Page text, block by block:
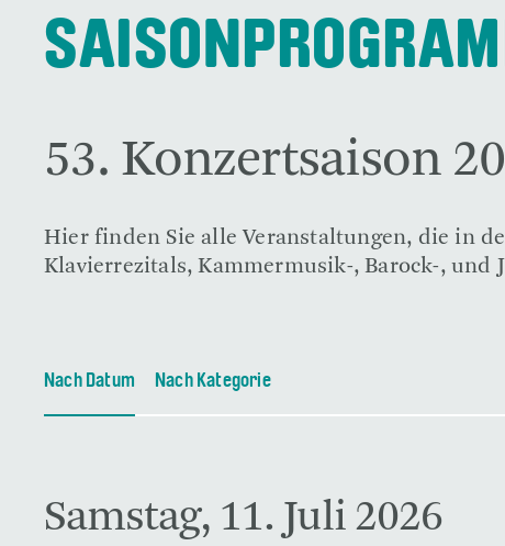
53. Konzertsaison
Hier finden Sie alle Veranstaltungen, die in
Klavierrezitals, Kammermusik-, Barock-, und
Nach Datum Nach Kategorie
Samstag, 11. Juli 2026